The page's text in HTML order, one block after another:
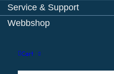
Service & Support
Webbshop
Cart